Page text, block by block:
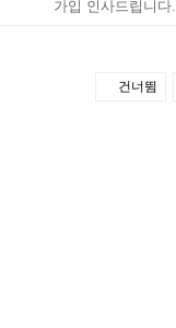
가입 인사드립니다.
건너뜀